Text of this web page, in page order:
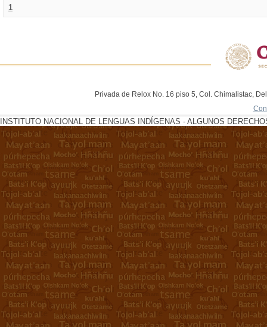
1
Privada de Relox No. 16 piso 5, Col. Chimalistac,
INSTITUTO NACIONAL DE LENGUAS INDÍGENAS - ALGUNOS